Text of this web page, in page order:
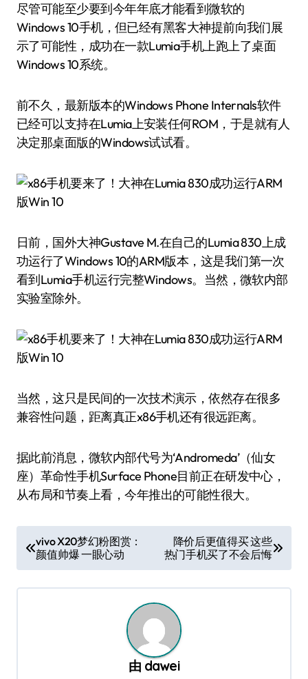
尽管可能至少要到今年年底才能看到微软的
Windows 10手机，但已经有黑客大神提前向我们展
示了可能性，成功在一款Lumia手机上跑上了桌面
Windows 10系统。
前不久，最新版本的Windows Phone Internals软件
已经可以支持在Lumia上安装任何ROM，于是就有人
决定那桌面版的Windows试试看。
日前，国外大神Gustave M.在自己的Lumia 830上成
功运行了Windows 10的ARM版本，这是我们第一次
看到Lumia手机运行完整Windows。当然，微软内部
实验室除外。
当然，这只是民间的一次技术演示，依然存在很多
兼容性问题，距离真正x86手机还有很远距离。
据此前消息，微软内部代号为‘Andromeda’（仙女
座）革命性手机Surface Phone目前正在研发中心，
从布局和节奏上看，今年推出的可能性很大。
章
导
vivo X20梦幻粉图赏：
颜值帅爆 一眼心动
降价后更值得买 这些
热门手机买了不会后悔
由 dawei